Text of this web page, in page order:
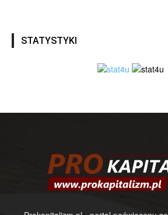
STATYSTYKI